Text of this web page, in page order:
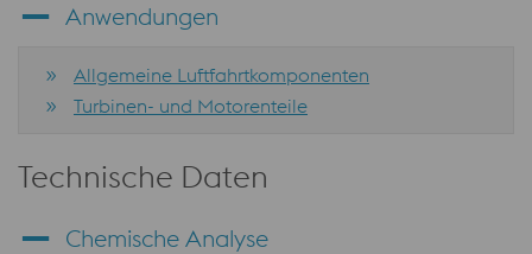
Anwendungen
Allgemeine Luftfahrtkomponenten
Turbinen- und Motorenteile
Technische Daten
Chemische Analyse